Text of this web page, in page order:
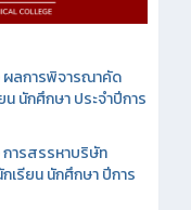
ผลการพิจารณาคัด
นักศึกษา ประจำปีการ
การสรรหาบริษัท
เรียน นักศึกษา ปีการ